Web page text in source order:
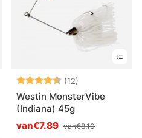
Beoordeling:
(12)
Westin MonsterVibe
(Indiana) 45g
van€7.89 van€8.10